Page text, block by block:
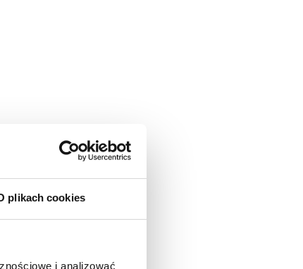
plikach cookies
i analizować